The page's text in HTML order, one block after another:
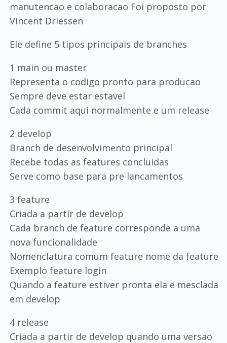
manutencao e colaboracao Foi proposto por
Vincent Driessen
Ele define 5 tipos principais de branches
1 main ou master
Representa o codigo pronto para producao
Sempre deve estar estavel
Cada commit aqui normalmente e um release
2 develop
Branch de desenvolvimento principal
Recebe todas as features concluidas
Serve como base para pre lancamentos
3 feature
Criada a partir de develop
Cada branch de feature corresponde a uma
nova funcionalidade
Nomenclatura comum feature nome da feature
Exemplo feature login
Quando a feature estiver pronta ela e mesclada
em develop
4 release
Criada a partir de develop quando uma versao